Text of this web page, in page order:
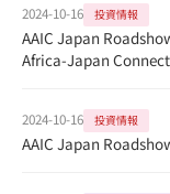
2024-10-16 投資情報
AAIC Japan
Africa-Japan
2024-10-16 投資情報
AAIC Japan